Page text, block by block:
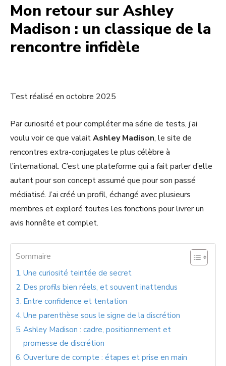
Mon retour sur Ashley
Madison : un classique de la
rencontre infidèle
Test réalisé en octobre 2025
Par curiosité et pour compléter ma série de tests, j’ai
voulu voir ce que valaitAshley Madison, le site de
rencontres extra-conjugales le plus célèbre à
l’international. C’est une plateforme qui a fait parler d’elle
autant pour son concept assumé que pour son passé
médiatisé. J’ai créé un profil, échangé avec plusieurs
membres et exploré toutes les fonctions pour livrer un
avis honnête et complet.
Sommaire
Une curiosité teintée de secret
Des profils bien réels, et souvent inattendus
Entre confidence et tentation
Une parenthèse sous le signe de la discrétion
Ashley Madison : cadre, positionnement et
promesse de discrétion
Ouverture de compte : étapes et prise en main